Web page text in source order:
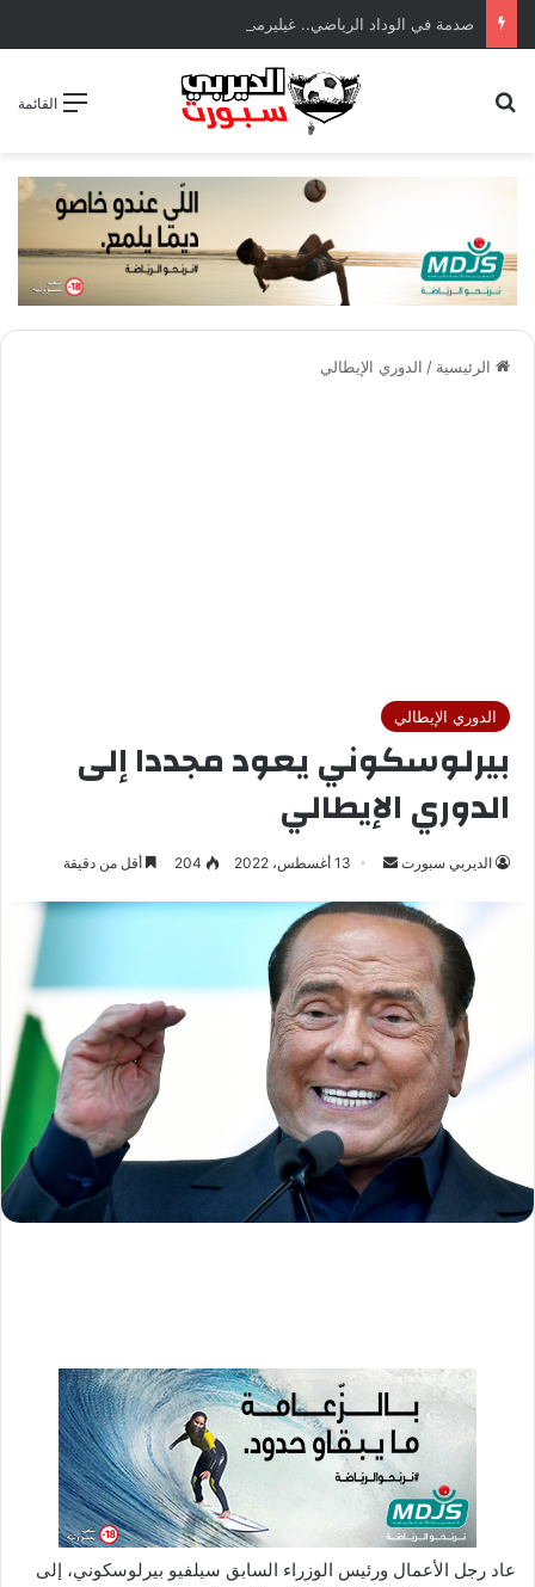
القائمة
الرئيسية / الدوري الإيطالي
الدوري الإيطالي
بيرلوسكوني يعود مجددا إلى
الدوري الإيطالي
الديربي سبورت
س
ل
ب
ر
ي
د
ا
إ
ل
ك
13 أغسطس، 2022 204 أقل من دقيقة
عاد رجل الأعمال ورئيس الوزراء السابق سيلفيو بيرلوسكوني، إلى